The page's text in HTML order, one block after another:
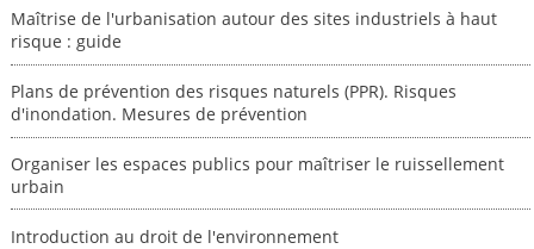
Maîtrise de l'urbanisation autour des sites industriels à haut
risque : guide
Plans de prévention des risques naturels (PPR). Risques
d'inondation. Mesures de prévention
Organiser les espaces publics pour maîtriser le ruissellement
urbain
Introduction au droit de l'environnement